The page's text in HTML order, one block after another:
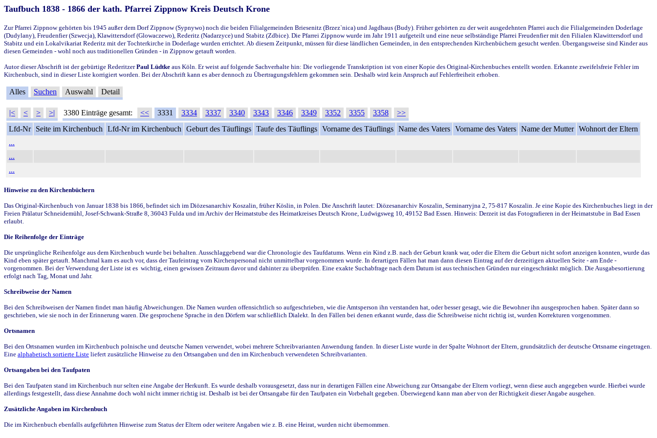
Taufbuch 1838 - 1866 der kath. Pfarrei Zippnow Kreis Deutsch Krone
Zur Pfarrei Zippnow gehörten bis 1945 außer dem Dorf Zippnow (Sypnywo) noch die beiden Filialgemeinden Briesenitz (Brzez`nica) und Jagdhaus (Budy). Früher gehörten zu der weit ausgedehnten Pfarrei auch die Filialgemeinden Doderlage
(Dudylany), Freudenfier (Szwecja), Klawittersdorf (Glowaczewo), Rederitz (Nadarzyce) und Stabitz (Zdbice). Die Pfarrei Zippnow wurde im Jahr 1911 aufgeteilt und eine neue selbständige Pfarrei Freudenfier mit den Filialen Klawittersdorf und
Stabitz und ein Lokalvikariat Rederitz mit der Tochterkirche in Doderlage wurden errichtet. Ab diesem Zeitpunkt, müssen für diese ländlichen Gemeinden, in den entsprechenden Kirchenbüchern gesucht werden. Übergangsweise sind Kinder aus
diesen Gemeinden - wohl noch aus traditionellen Gründen - in Zippnow getauft worden.
Autor dieser Abschrift ist der gebürtige RederitzerPaul Lüdtke aus Köln. Er weist auf folgende Sachverhalte hin: Die vorliegende Transkription ist von einer Kopie des Original-Kirchenbuches erstellt worden. Erkannte zweifelsfreie Fehler im
Kirchenbuch, sind in dieser Liste korrigiert worden. Bei der Abschrift kann es aber dennoch zu Übertragungsfehlern gekommen sein. Deshalb wird kein Anspruch auf Fehlerfreiheit erhoben.
Alles Suchen Auswahl Detail
|< < > >| 3380 Einträge gesamt: << 3331 3334 3337 3340 3343 3346 3349 3352 3355 3358
>>
Lfd-Nr
Seite im Kirchenbuch Lfd-Nr im Kirchenbuch Geburt des Täuflings Taufe des Täuflings Vorname des Täuflings Name des Vaters Vorname des Vaters Name der Mutter Wohnort der Eltern
...
...
...
Hinweise zu den Kirchenbüchern
Das Original-Kirchenbuch von Januar 1838 bis 1866, befindet sich im Diözesanarchiv Koszalin, früher Köslin, in Polen. Die Anschrift lautet: Diözesanarchiv Koszalin, Seminarryjna 2, 75-817 Koszalin. Je eine Kopie des Kirchenbuches liegt in der
Freien Prälatur Schneidemühl, Josef-Schwank-Straße 8, 36043 Fulda und im Archiv der Heimatstube des Heimatkreises Deutsch Krone, Ludwigsweg 10, 49152 Bad Essen. Hinweis: Derzeit ist das Fotografieren in der Heimatstube in Bad Essen
erlaubt.
Die Reihenfolge der Einträge
Die ursprüngliche Reihenfolge aus dem Kirchenbuch wurde bei behalten. Ausschlaggebend war die Chronologie des Taufdatums. Wenn ein Kind z.B. nach der Geburt krank war, oder die Eltern die Geburt nicht sofort anzeigen konnten, wurde das
Kind eben später getauft. Manchmal kam es auch vor, dass der Taufeintrag vom Kirchenpersonal nicht unmittelbar vorgenommen wurde. In derartigen Fällen hat man dann diesen Eintrag auf der derzeitigen aktuellen Seite - am Ende -
vorgenommen. Bei der Verwendung der Liste ist es wichtig, einen gewissen Zeitraum davor und dahinter zu überprüfen. Eine exakte Suchabfrage nach dem Datum ist aus technischen Gründen nur eingeschränkt möglich. Die Ausgabesortierung
erfolgt nach Tag, Monat und Jahr.
Schreibweise der Namen
Bei den Schreibweisen der Namen findet man häufig Abweichungen. Die Namen wurden offensichtlich so aufgeschrieben, wie die Amtsperson ihn verstanden hat, oder besser gesagt, wie die Bewohner ihn ausgesprochen haben. Später dann so
geschrieben, wie sie noch in der Erinnerung waren. Die gesprochene Sprache in den Dörfern war schließlich Dialekt. In den Fällen bei denen erkannt wurde, dass die Schreibweise nicht richtig ist, wurden Korrekturen vorgenommen.
Ortsnamen
Bei den Ortsnamen wurden im Kirchenbuch polnische und deutsche Namen verwendet, wobei mehrere Schreibvarianten Anwendung fanden. In dieser Liste wurde in der Spalte Wohnort der Eltern, grundsätzlich der deutsche Ortsname eingetragen.
Eine alphabetisch sortierte Liste liefert zusätzliche Hinweise zu den Ortsangaben und den im Kirchenbuch verwendeten Schreibvarianten.
Ortsangaben bei den Taufpaten
Bei den Taufpaten stand im Kirchenbuch nur selten eine Angabe der Herkunft. Es wurde deshalb vorausgesetzt, dass nur in derartigen Fällen eine Abweichung zur Ortsangabe der Eltern vorliegt, wenn diese auch angegeben wurde. Hierbei wurde
allerdings festgestellt, dass diese Annahme doch wohl nicht immer richtig ist. Deshalb ist bei der Ortsangabe für den Taufpaten ein Vorbehalt gegeben. Überwiegend kann man aber von der Richtigkeit dieser Angabe ausgehen.
Zusätzliche Angaben im Kirchenbuch
Die im Kirchenbuch ebenfalls aufgeführten Hinweise zum Status der Eltern oder weitere Angaben wie z. B. eine Heirat, wurden nicht übernommen.